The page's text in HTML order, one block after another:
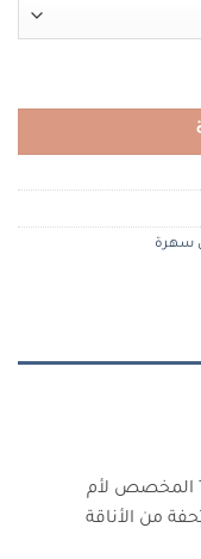
سهرة
يجسّد فستان Terani Couture 261M6455 المخصص لأم
من الأناقة